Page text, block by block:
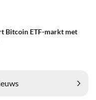
Bitcoin ETF-markt met